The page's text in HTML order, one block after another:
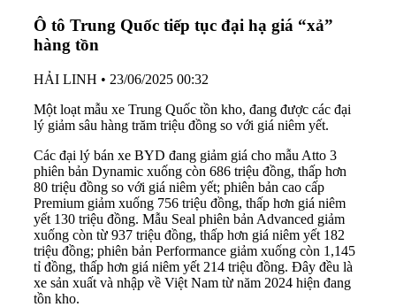
Ô tô Trung Quốc tiếp tục đại hạ giá “xả”
hàng tồn
HẢI LINH • 23/06/2025 00:32
Một loạt mẫu xe Trung Quốc tồn kho, đang được các đại
lý giảm sâu hàng trăm triệu đồng so với giá niêm yết.
Các đại lý bán xe BYD đang giảm giá cho mẫu Atto 3
phiên bản Dynamic xuống còn 686 triệu đồng, thấp hơn
80 triệu đồng so với giá niêm yết; phiên bản cao cấp
Premium giảm xuống 756 triệu đồng, thấp hơn giá niêm
yết 130 triệu đồng. Mẫu Seal phiên bản Advanced giảm
xuống còn từ 937 triệu đồng, thấp hơn giá niêm yết 182
triệu đồng; phiên bản Performance giảm xuống còn 1,145
tỉ đồng, thấp hơn giá niêm yết 214 triệu đồng. Đây đều là
xe sản xuất và nhập về Việt Nam từ năm 2024 hiện đang
tồn kho.